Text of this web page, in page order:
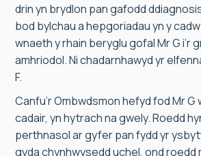
drin yn brydlon pan gafodd
bod bylchau a hepgoriadau yn y
wnaeth y rhain beryglu gofal Mr G i’r
amhriodol. Ni chadarnhawyd yr
F.
Canfu’r Ombwdsmon hefyd fod Mr G
cadair, yn hytrach na gwely. Roedd
perthnasol ar gyfer pan fydd yr
gyda chynhwysedd uchel, ond roedd